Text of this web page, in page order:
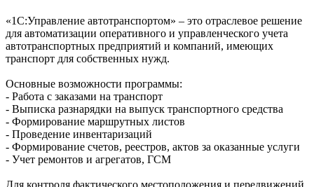
«1С:Управление автотранспортом» – это отраслевое решение
для автоматизации оперативного и управленческого учета
автотранспортных предприятий и компаний, имеющих
транспорт для собственных нужд.
Основные возможности программы:
- Работа с заказами на транспорт
- Выписка разнарядки на выпуск транспортного средства
- Формирование маршрутных листов
- Проведение инвентаризаций
- Формирование счетов, реестров, актов за оказанные услуги
- Учет ремонтов и агрегатов, ГСМ
Для контроля фактического местоположения и передвижений